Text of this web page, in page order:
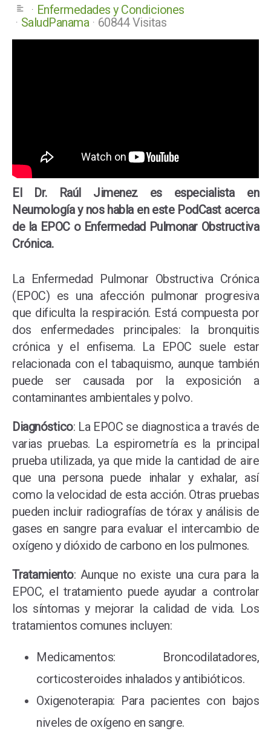
Enfermedades y Condiciones
SaludPanama
60844 Visitas
El Dr. Raúl Jimenez es especialista en
Neumología y nos habla en este PodCast acerca
de la EPOC o Enfermedad Pulmonar Obstructiva
Crónica.
La Enfermedad Pulmonar Obstructiva Crónica
(EPOC) es una afección pulmonar progresiva
que dificulta la respiración. Está compuesta por
dos enfermedades principales: la bronquitis
crónica y el enfisema. La EPOC suele estar
relacionada con el tabaquismo, aunque también
puede ser causada por la exposición a
contaminantes ambientales y polvo.
Diagnóstico: La EPOC se diagnostica a través de
varias pruebas. La espirometría es la principal
prueba utilizada, ya que mide la cantidad de aire
que una persona puede inhalar y exhalar, así
como la velocidad de esta acción. Otras pruebas
pueden incluir radiografías de tórax y análisis de
gases en sangre para evaluar el intercambio de
oxígeno y dióxido de carbono en los pulmones.
Tratamiento: Aunque no existe una cura para la
EPOC, el tratamiento puede ayudar a controlar
los síntomas y mejorar la calidad de vida. Los
tratamientos comunes incluyen:
Medicamentos: Broncodilatadores,
corticosteroides inhalados y antibióticos.
Oxigenoterapia: Para pacientes con bajos
niveles de oxígeno en sangre.